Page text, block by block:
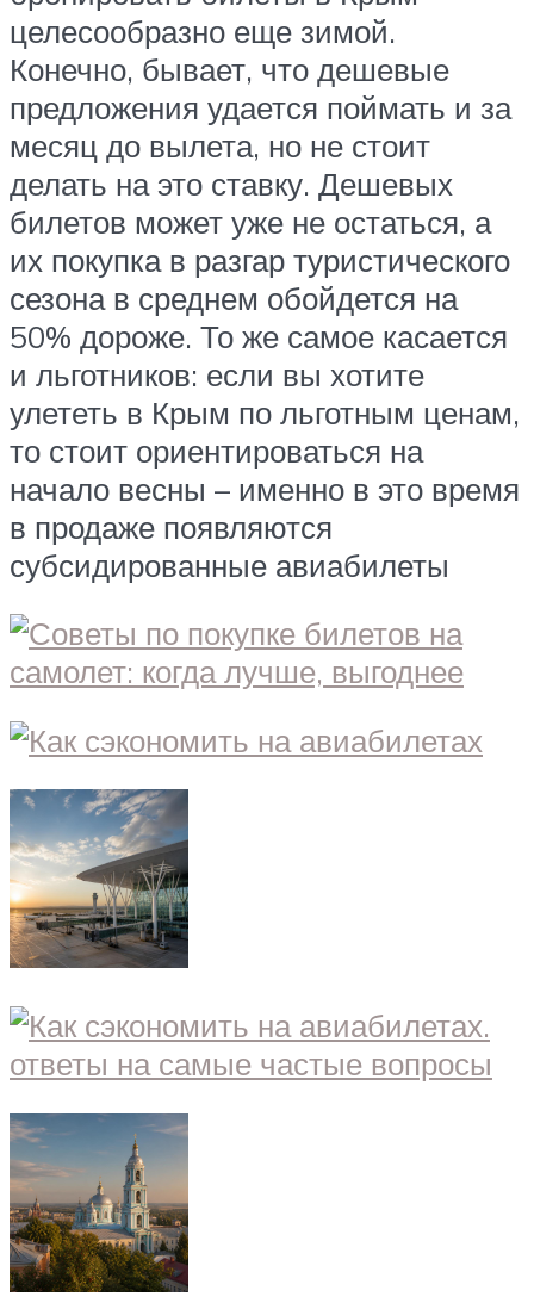
целесообразно еще зимой.
Конечно, бывает, что дешевые
предложения удается поймать и за
месяц до вылета, но не стоит
делать на это ставку. Дешевых
билетов может уже не остаться, а
их покупка в разгар туристического
сезона в среднем обойдется на
50% дороже. То же самое касается
и льготников: если вы хотите
улететь в Крым по льготным ценам,
то стоит ориентироваться на
начало весны – именно в это время
в продаже появляются
субсидированные авиабилеты